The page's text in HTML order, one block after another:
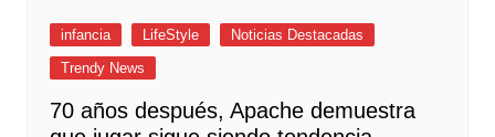
infancia LifeStyle
Noticias Destacadas
Trendy News
70 años después, Apache demuestra